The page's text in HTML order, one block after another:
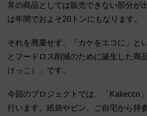
常の商品としては販売できない部分が
は年間でおよそ20トンにもなります。
それを廃棄せず、「カケをエコに」と
とフードロス削減のために誕生した商
けっこ）」です。
今回のプロジェクトでは、「Kakecco
行います。紙袋やビン、ご自宅から持